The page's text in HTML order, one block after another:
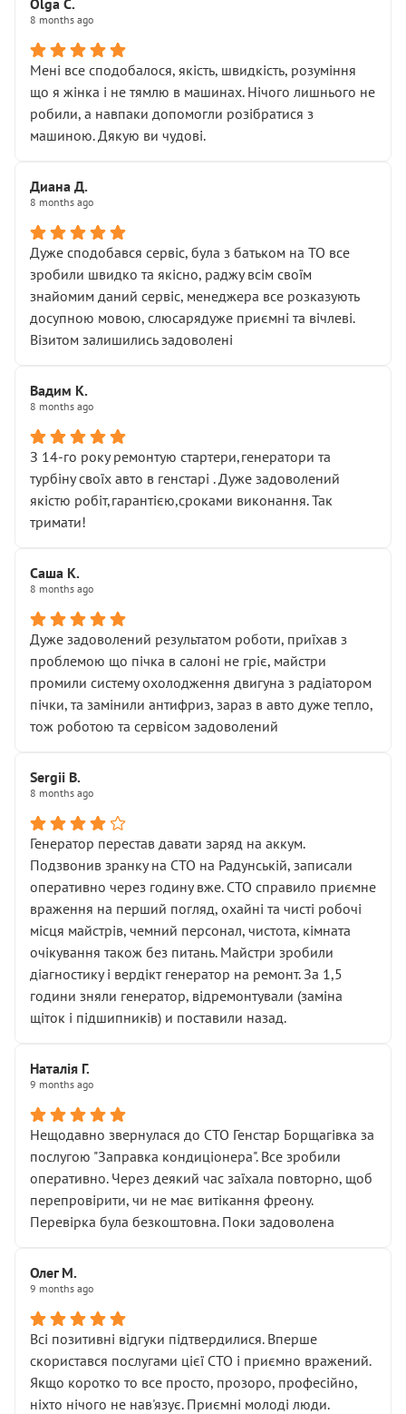
Стосовно комунікації - все добре
Olga С.
8 months ago
Мені все сподобалося, якість, швидкість, розуміння
що я жінка і не тямлю в машинах. Нічого лишнього не
робили, а навпаки допомогли розібратися з
машиною. Дякую ви чудові.
Диана Д.
8 months ago
Дуже сподобався сервіс, була з батьком на ТО все
зробили швидко та якісно, раджу всім своїм
знайомим даний сервіс, менеджера все розказують
досупною мовою, слюсарядуже приємні та вічлеві.
Візитом залишились задоволені
Вадим К.
8 months ago
З 14-го року ремонтую стартери,генератори та
турбіну своїх авто в генстарі . Дуже задоволений
якістю робіт,гарантією,сроками виконання. Так
тримати!
Саша К.
8 months ago
Дуже задоволений результатом роботи, приїхав з
проблемою що пічка в салоні не гріє, майстри
промили систему охолодження двигуна з радіатором
пічки, та замінили антифриз, зараз в авто дуже тепло,
тож роботою та сервісом задоволений
Sergii B.
8 months ago
Генератор перестав давати заряд на аккум.
Подзвонив зранку на СТО на Радунській, записали
оперативно через годину вже. СТО справило приємне
враження на перший погляд, охайні та чисті робочі
місця майстрів, чемний персонал, чистота, кімната
очікування також без питань. Майстри зробили
діагностику і вердікт генератор на ремонт. За 1,5
години зняли генератор, відремонтували (заміна
щіток і підшипників) и поставили назад.
Наталія Г.
9 months ago
Нещодавно звернулася до СТО Генстар Борщагівка за
послугою "Заправка кондиціонера". Все зробили
оперативно. Через деякий час заїхала повторно, щоб
перепровірити, чи не має витікання фреону.
Перевірка була безкоштовна. Поки задоволена
Олег М.
9 months ago
Всі позитивні відгуки підтвердилися. Вперше
скористався послугами цієї СТО і приємно вражений.
Якщо коротко то все просто, прозоро, професійно,
ніхто нічого не нав'язує. Приємні молоді люди.